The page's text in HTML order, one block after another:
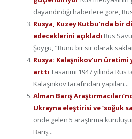
dayandırdığı haberlere göre,
Rusya, Kuzey Kutbu’nda bir
edeceklerini açıkladı Rus
Şoygu, "Bunu bir sır olarak
Rusya: Kalaşnikov’un üretimi
arttı Tasarımı 1947 yılında
Kalaşnikov tarafından yapılan...
Alman Barış
Ukrayna eleştirisi ve ‘soğuk
önde gelen 5 araştırma
Barış...